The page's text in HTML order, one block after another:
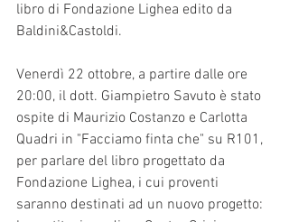
libro di Fondazione Lighea edito da
Baldini&Castoldi.
Venerdì 22 ottobre, a partire dalle ore
20:00, il dott. Giampietro Savuto è stato
ospite di Maurizio Costanzo e Carlotta
Quadri in "Facciamo finta che" su R101,
per parlare del libro progettato da
Fondazione Lighea, i cui proventi
saranno destinati ad un nuovo progetto: